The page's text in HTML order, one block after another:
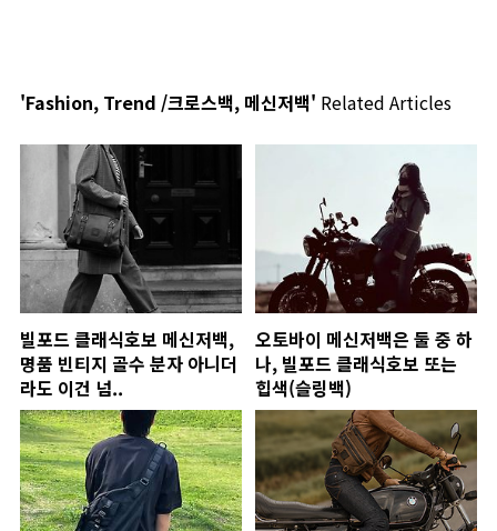
'Fashion, Trend /크로스백, 메신저백' Related Articles
빌포드 클래식호보 메신저백,
명품 빈티지 골수 분자 아니더
라도 이건 넘..
오토바이 메신저백은 둘 중 하
나, 빌포드 클래식호보 또는
힙색(슬링백)